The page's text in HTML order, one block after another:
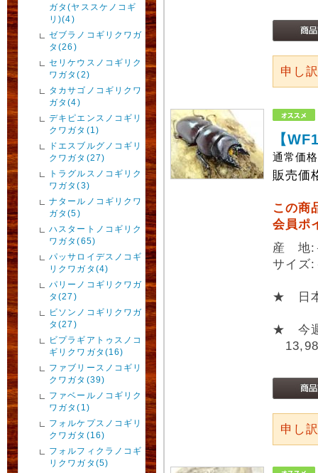
ガタ(ヤススケノコギ
リ)(4)
ゼブラノコギリクワガ
タ(26)
セリケウスノコギリク
ワガタ(2)
タカサゴノコギリクワ
ガタ(4)
デキピエンスノコギリ
クワガタ(1)
ドエスブルグノコギリ
クワガタ(27)
トラグルスノコギリク
ワガタ(3)
ナタールノコギリクワ
ガタ(5)
ハスタートノコギリク
ワガタ(65)
パッサロイデスノコギ
リクワガタ(4)
パリーノコギリクワガ
タ(27)
ビソンノコギリクワガ
タ(27)
ビプラギアトゥスノコ
ギリクワガタ(16)
ファブリースノコギリ
クワガタ(39)
ファベールノコギリク
ワガタ(1)
フォルケプスノコギリ
クワガタ(16)
フォルフィクラノコギ
リクワガタ(5)
申し
【
通常価
販売価
この商
会員ポ
産 地:
サイ
★ 日本
★ 今
申し